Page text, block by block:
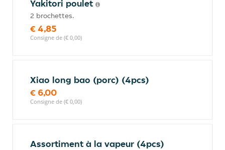
Yakitori poulet
2 brochettes.
€ 4,85
Consigne de (€ 0,00)
Xiao long bao (porc) (4pcs)
€ 6,00
Consigne de (€ 0,00)
Assortiment à la vapeur (4pcs)